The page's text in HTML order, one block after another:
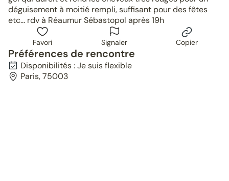
déguisement à moitié rempli, suffisant pour des fêtes
etc... rdv à Réaumur Sébastopol après 19h
Favori Signaler Copier
Préférences de rencontre
Disponibilités : Je suis flexible
Paris, 75003